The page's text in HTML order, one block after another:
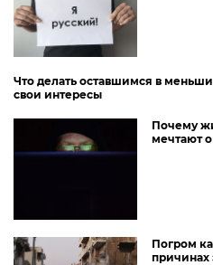
Что делать оставшимся в
свои интересы
Почему
мечтают
Погром
причинах